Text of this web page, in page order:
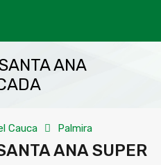
ANA
Cauca Palmira
ANA SUPER